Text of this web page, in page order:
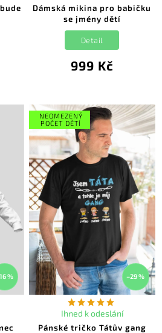
Dámská mikina pro babičku
se jmény dětí
999 Kč
Detail
%
NEOMEZENÝ
POČET DĚTÍ
–29 %
Pánské tričko Tátův gang
Ihned k odeslání